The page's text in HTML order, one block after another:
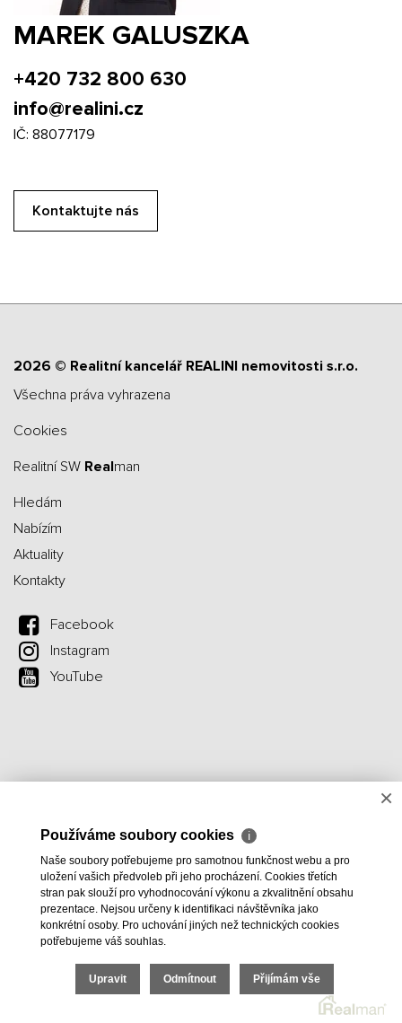
MAREK GALUSZKA
+420 732 800 630
info@realini.cz
IČ: 88077179
Kontaktujte nás
2026 © Realitní kancelář REALINI nemovitosti s.r.o.
všechna práva vyhrazena
Cookies
Realitní SW Realman
Hledám
Nabízím
Aktuality
Kontakty
Facebook
Instagram
YouTube
×
Používáme soubory cookies ℹ
Naše soubory potřebujeme pro samotnou funkčnost webu a pro
uložení vašich předvoleb při jeho procházení. Cookies třetích
stran pak slouží pro vyhodnocování výkonu a zkvalitnění obsahu
prezentace. Nejsou určeny k identifikaci návštěvníka jako
konkrétní osoby. Pro uchování jiných než technických cookies
potřebujeme váš souhlas.
Upravit Odmítnout Přijímám vše